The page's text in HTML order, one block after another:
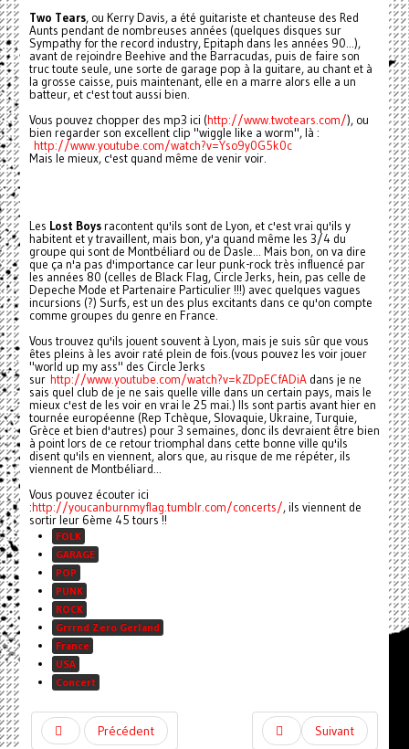
Two Tears, ou Kerry Davis, a été guitariste et chanteuse des Red
Aunts pendant de nombreuses années (quelques disques sur
Sympathy for the record industry, Epitaph dans les années 90...),
avant de rejoindre Beehive and the Barracudas, puis de faire son
truc toute seule, une sorte de garage pop à la guitare, au chant et à
la grosse caisse, puis maintenant, elle en a marre alors elle a un
batteur, et c'est tout aussi bien.
Vous pouvez chopper des mp3 ici (http://www.twotears.com/), ou
bien regarder son excellent clip "wiggle like a worm", là :
http://www.youtube.com/watch?v=Yso9y0G5k0c
Mais le mieux, c'est quand même de venir voir.
Les Lost Boysracontent qu'ils sont de Lyon, et c'est vrai qu'ils y
habitent et y travaillent, mais bon, y'a quand même les 3/4 du
groupe qui sont de Montbéliard ou de Dasle... Mais bon, on va dire
que ça n'a pas d'importance car leur punk-rock très influencé par
les années 80 (celles de Black Flag, Circle Jerks, hein, pas celle de
Depeche Mode et Partenaire Particulier !!!) avec quelques vagues
incursions (?) Surfs, est un des plus excitants dans ce qu'on compte
comme groupes du genre en France.
Vous trouvez qu'ils jouent souvent à Lyon, mais je suis sûr que vous
êtes pleins à les avoir raté plein de fois.(vous pouvez les voir jouer
"world up my ass" des Circle Jerks
sur http://www.youtube.com/watch?v=kZDpECfADiAdans je ne
sais quel club de je ne sais quelle ville dans un certain pays, mais le
mieux c'est de les voir en vrai le 25 mai.) Ils sont partis avant hier en
tournée européenne (Rep Tchèque, Slovaquie, Ukraine, Turquie,
Grèce et bien d'autres) pour 3 semaines, donc ils devraient être bien
à point lors de ce retour triomphal dans cette bonne ville qu'ils
disent qu'ils en viennent, alors que, au risque de me répéter, ils
viennent de Montbéliard...
Vous pouvez écouter ici
:http://youcanburnmyflag.tumblr.com/concerts/, ils viennent de
sortir leur 6ème 45 tours !!
FOLK
GARAGE
POP
PUNK
ROCK
Grrrnd Zero Gerland
France
USA
Concert
Précédent Suivant